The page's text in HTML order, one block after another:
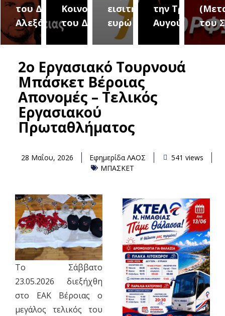
του Δήμου
Αλεξάνδρειας
Κοινοτήτων
του Δήμου
εισιτήριο 2
ευρώ
την Τρίτη 18
Αυγούστουτου
2ο Εργασιακό Τουρνουά
Μπάσκετ Βέροιας
Απονομές – Τελικός
Εργασιακού
Πρωταθλήματος
28 Μαΐου, 2026 Εφημερίδα ΛΑΟΣ
541 views
ΜΠΑΣΚΕΤ
Το Σάββατο
23.05.2026 διεξήχθη
στο ΕΑΚ Βέροιας ο
μεγάλος τελικός του